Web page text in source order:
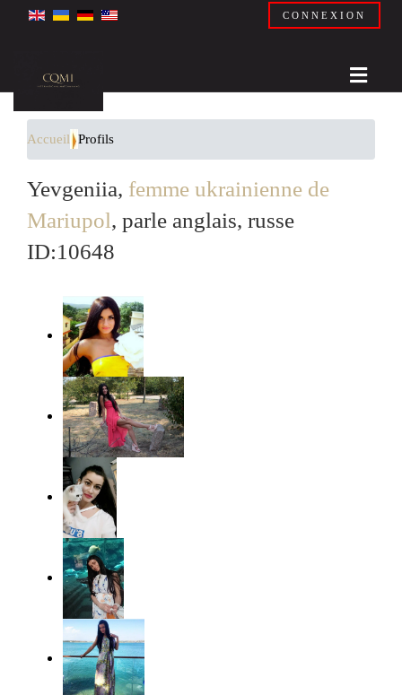
CONNEXION
Accueil Profils
Yevgeniia, femme ukrainienne de
Mariupol, parle anglais, russe
ID:10648